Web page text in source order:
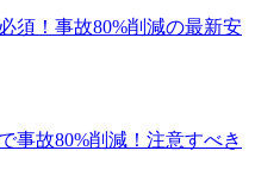
須！事故80%削減の最新安
事故80%削減！注意すべき